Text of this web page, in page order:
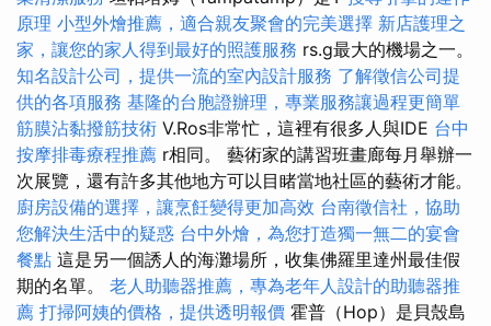
原理 小型外燴推薦，適合親友聚會的完美選擇 新店護理之
家，讓您的家人得到最好的照護服務 rs.g最大的機場之一。
知名設計公司，提供一流的室內設計服務 了解徵信公司提
供的各項服務 基隆的台胞證辦理，專業服務讓過程更簡單
筋膜沾黏撥筋技術 V.Ros非常忙，這裡有很多人與IDE 台中
按摩排毒療程推薦 r相同。 藝術家的講習班畫廊每月舉辦一
次展覽，還有許多其他地方可以目睹當地社區的藝術才能。
廚房設備的選擇，讓烹飪變得更加高效 台南徵信社，協助
您解決生活中的疑惑 台中外燴，為您打造獨一無二的宴會
餐點 這是另一個誘人的海灘場所，收集佛羅里達州最佳假
期的名單。 老人助聽器推薦，專為老年人設計的助聽器推
薦 打掃阿姨的價格，提供透明報價 霍普（Hop）是貝殼島